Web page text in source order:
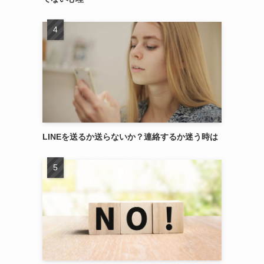
LINEを送るか送らないか？連絡するか迷う時は